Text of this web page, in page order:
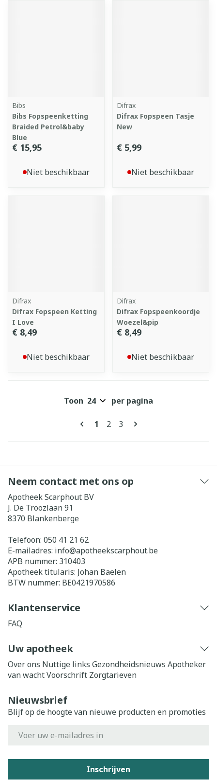
Bibs
Bibs Fopspeenketting
Braided Petrol&baby
Blue
€ 15,95
Niet beschikbaar
Difrax
Difrax Fopspeen Tasje
New
€ 5,99
Niet beschikbaar
Difrax
Difrax Fopspeen Ketting
I Love
€ 8,49
Niet beschikbaar
Difrax
Difrax Fopspeenkoordje
Woezel&pip
€ 8,49
Niet beschikbaar
Pagina's
U lees momenteel pagina
1 Pagina
2 Pagina
3
Toon per pagina
Neem contact met ons op
Apotheek Scarphout BV
J. De Troozlaan 91
8370 Blankenberge
Telefoon: 050 41 21 62
E-mailadres: info@apotheekscarphout.be
APB nummer: 310403
Apotheek titularis: Johan Baelen
BTW nummer: BE0421970586
Klantenservice
FAQ
Uw apotheek
Over ons Nuttige links Gezondheidsnieuws Apotheker
van wachtVoorschrift Zorgtarieven
Nieuwsbrief
Blijf op de hoogte van nieuwe producten en promoties
Inschrijven